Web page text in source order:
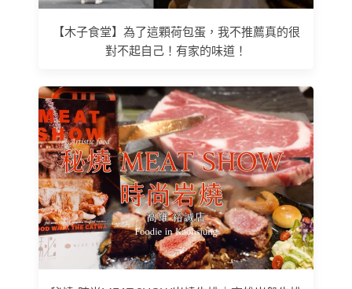
【木子食堂】為了這顆荷包蛋，我不推薦真的很
對不起自己！有家的味道！